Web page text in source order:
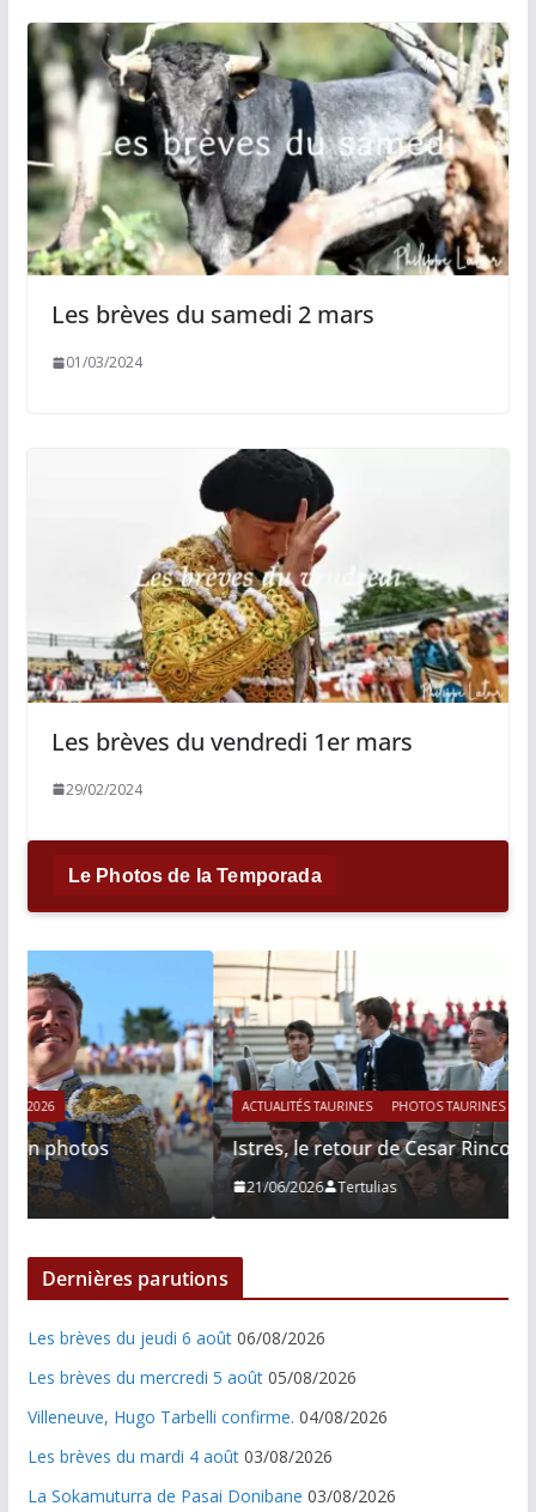
Les brèves du samedi 2 mars
01/03/2024
Les brèves du vendredi 1er mars
29/02/2024
Le Photos de la Temporada
ACTUALITÉS TAURINES PHOTOS TAURINES 2026
Istres, le retour de Cesar Rincon en photos
21/06/2026 Tertulias
Dernières parutions
Les brèves du jeudi 6 août 06/08/2026
Les brèves du mercredi 5 août 05/08/2026
Villeneuve, Hugo Tarbelli confirme. 04/08/2026
Les brèves du mardi 4 août 03/08/2026
La Sokamuturra de Pasai Donibane 03/08/2026